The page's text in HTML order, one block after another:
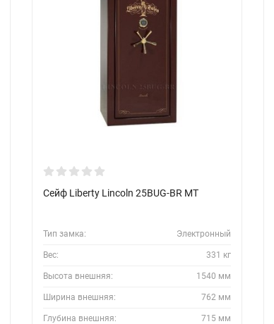
Сейф Liberty Lincoln 25BUG-BR MT
Тип замка: Электронный
Вес: 331 кг
Высота внешняя: 1540 мм
Ширина внешняя: 762 мм
Глубина внешняя: 715 мм